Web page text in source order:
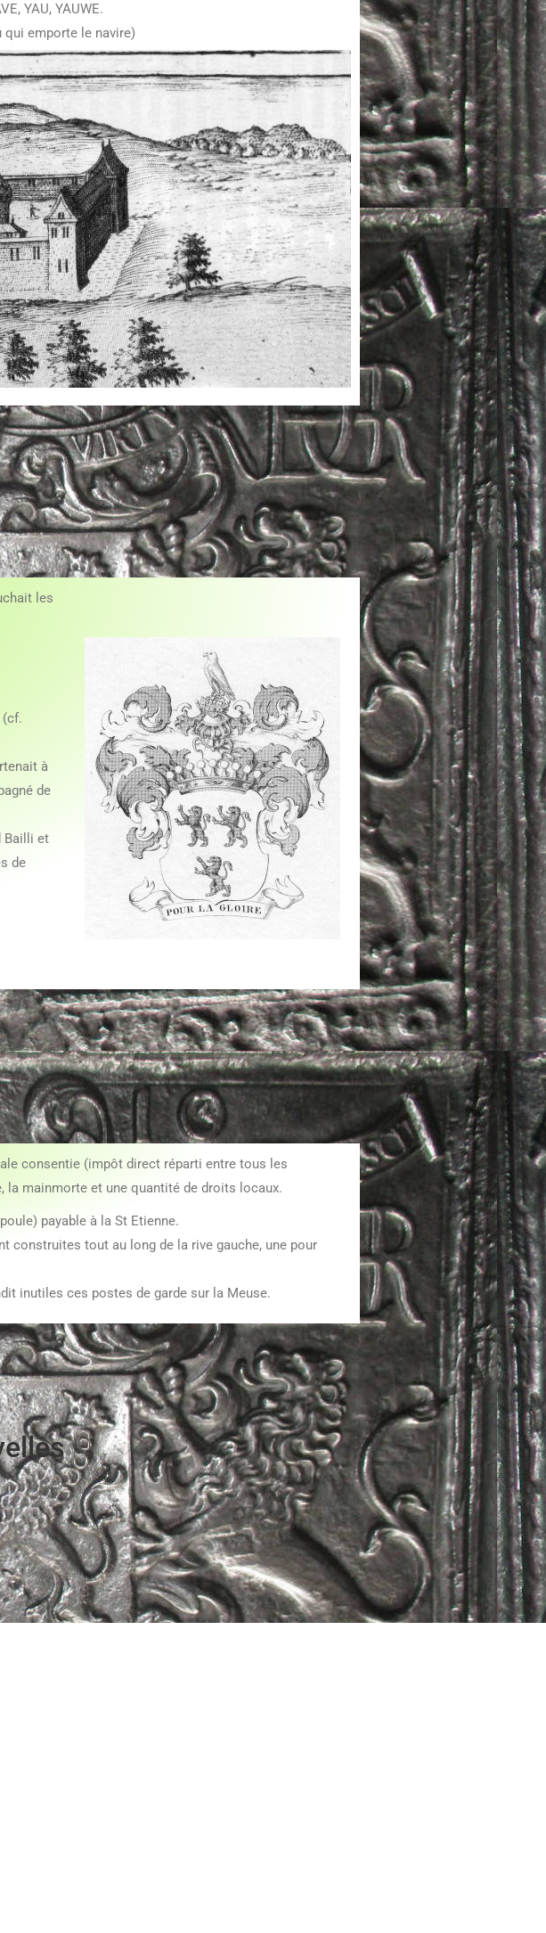
YAU, YAUWE.
qui emporte le navire)
les
(cf.
à
de
Bailli et
de
consentie (impôt direct réparti entre tous les
la mainmorte et une quantité de droits locaux.
payable à la St Etienne.
construites tout au long de la rive gauche, une pour
inutiles ces postes de garde sur la Meuse.